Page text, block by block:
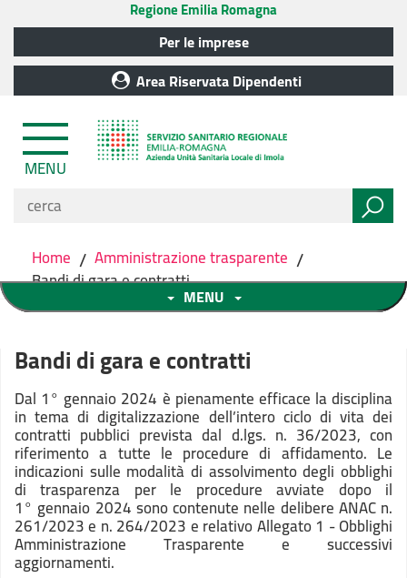
Regione Emilia Romagna
Per le imprese
Area Riservata Dipendenti
MENU
Home / Amministrazione trasparente /
Bandi di gara e contratti
MENU
Bandi di gara e contratti
Dal 1° gennaio 2024 è pienamente efficace la disciplina
in tema di digitalizzazione dell’intero ciclo di vita dei
contratti pubblici prevista dal d.lgs. n. 36/2023, con
riferimento a tutte le procedure di affidamento. Le
indicazioni sulle modalità di assolvimento degli obblighi
di trasparenza per le procedure avviate dopo il
1° gennaio 2024 sono contenute nelle delibere ANAC n.
261/2023 e n. 264/2023 e relativo Allegato 1 - Obblighi
Amministrazione Trasparente e successivi
aggiornamenti.